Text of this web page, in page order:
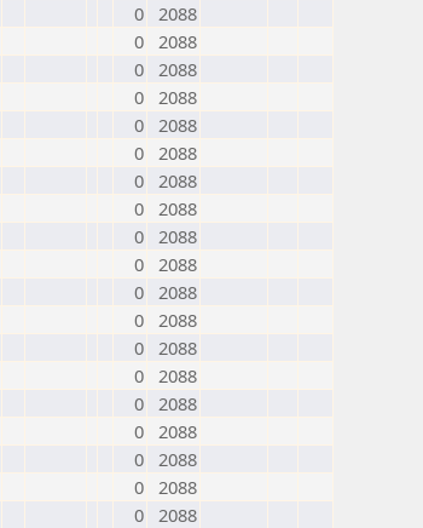
0 2088
0 2088
0 2088
0 2088
0 2088
0 2088
0 2088
0 2088
0 2088
0 2088
0 2088
0 2088
0 2088
0 2088
0 2088
0 2088
0 2088
0 2088
0 2088